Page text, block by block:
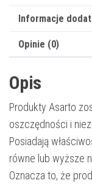
magenta
Informacje
Opinie (0)
Opis
Produkty Asarto
oszczędności i
Posiadają
równe lub wyższe
Oznacza to, że